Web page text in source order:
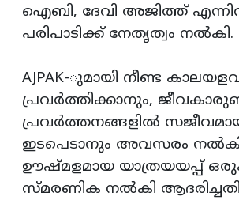
ഐബി, ദേവി അജിത്ത്
പരിപാടിക്ക് നേതൃത്വം നൽകി.
AJPAK-ുമായി നീണ്ട
പ്രവർത്തിക്കാനും,
പ്രവർത്തനങ്ങളിൽ
ഇടപെടാനും അവസരം
ഊഷ്മളമായ യാത്രയയപ്പ്
സ്മരണിക നൽകി